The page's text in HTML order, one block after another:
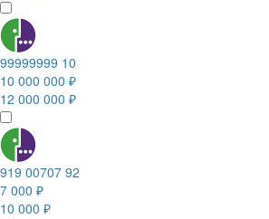
99999999 10
10 000 000 ₽
12 000 000 ₽
919 00707 92
7 000 ₽
10 000 ₽